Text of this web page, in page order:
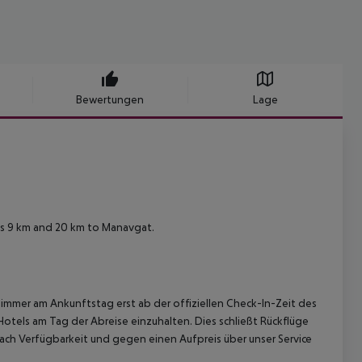
Bewertungen Lage
km and 20 km to Manavgat.
am Ankunftstag erst ab der offiziellen Check-In-Zeit des
am Tag der Abreise einzuhalten. Dies schließt Rückflüge
Verfügbarkeit und gegen einen Aufpreis über unser Service